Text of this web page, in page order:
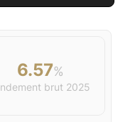
6.57%
brut 2025